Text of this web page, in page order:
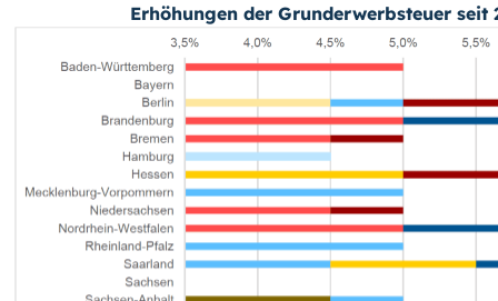
Erhöhungen der Grunderwerbsteuer seit